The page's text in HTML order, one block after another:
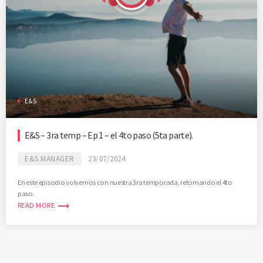
E&S
E&S – 3ra temp – Ep 1 – el 4to paso (5ta parte).
E&S MANAGER 23/07/2024
En este episodio volvemos con nuestra 3ra temporada, retomando el 4to
paso.
READ MORE trending_flat